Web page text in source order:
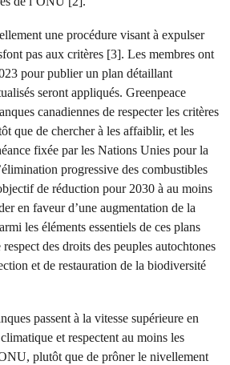
une procédure visant à expulser
pas aux critères [3]. Les membres ont
pour publier un plan détaillant
seront appliqués. Greenpeace
canadiennes de respecter les critères
que de chercher à les affaiblir, et les
fixée par les Nations Unies pour la
progressive des combustibles
de réduction pour 2030 à au moins
en faveur d’une augmentation de la
les éléments essentiels de ces plans
des droits des peuples autochtones
et de restauration de la biodiversité
passent à la vitesse supérieure en
et respectent au moins les
plutôt que de prôner le nivellement